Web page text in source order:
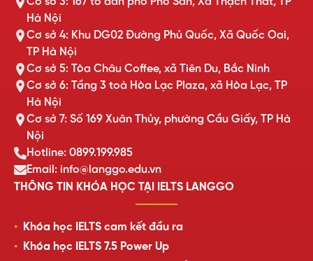
Hà Nội
Cơ sở 4: Khu DG02 Đường Phủ Quốc, Xã Quốc Oai,
TP Hà Nội
Cơ sở 5: Tòa Châu Coffee, xã Tiên Du, Bắc Ninh
Cơ sở 6: Tầng 3 toà Hòa Lạc Plaza, xã Hòa Lạc, TP
Hà Nội
Cơ sở 7: Số 169 Xuân Thủy, phường Cầu Giấy, TP Hà
Nội
Hotline: 0899.199.985
Email: info@langgo.edu.vn
THÔNG TIN KHÓA HỌC TẠI IELTS LANGGO
Khóa học IELTS cam kết đầu ra
Khóa học IELTS 7.5 Power Up